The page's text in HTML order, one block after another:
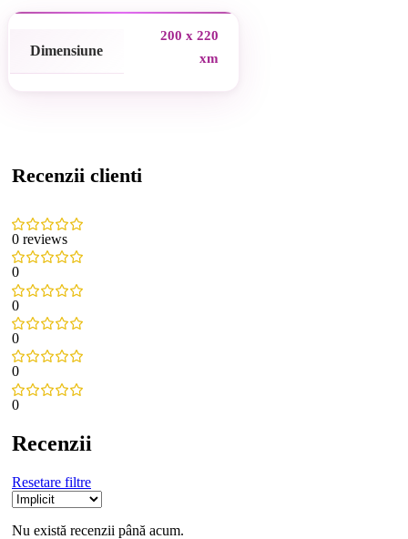
Dimensiune
200 x 220
xm
Recenzii clienti
0 reviews
0
0
0
0
0
Recenzii
Resetare filtre
Nu există recenzii până acum.